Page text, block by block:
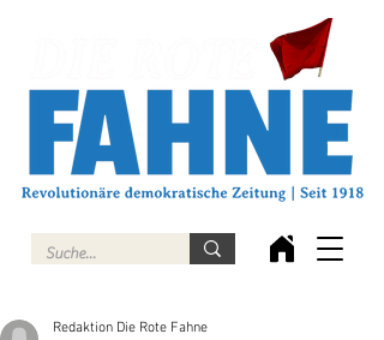
Redaktion Die Rote Fahne